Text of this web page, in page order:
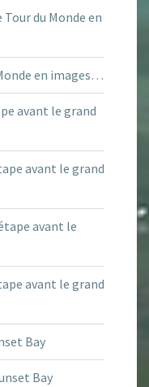
du Monde en
en images…
avant le grand
avant le grand
avant le
avant le grand
Bay
Bay